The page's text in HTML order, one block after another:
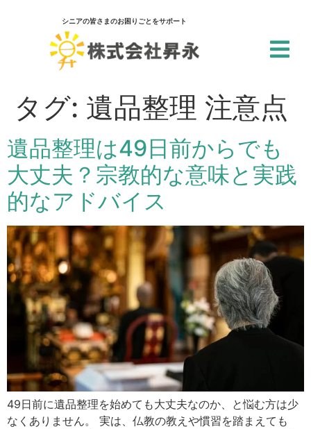
シニアの皆さまのお困りごとをサポート
タグ: 遺品整理 注意点
遺品整理は49日前からでも
大丈夫？宗教的な意味と実践
的なアドバイス
49日前に遺品整理を始めても大丈夫なのか、と悩む方は少
なくありません。 実は、仏教の教えや慣習を踏まえても
アクセシビリティ設定 閉じる
一括設定
個別設定
スクリーンリーダー
サイト内の文章を音声で読み上げ
テキストリーダー
選択した文章を音声で読み上げ
仮想キーボード
フォーム入力でキーボードを表示
キーボード操作ハイライト
キーボードで操作中の要素を強調表示
音声操作
音声でサイトを操作（Google Chrome推奨）
色の彩度